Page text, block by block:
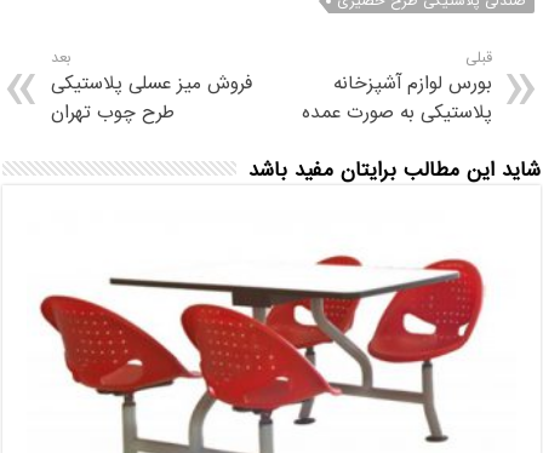
قبلی
بورس لوازم آشپزخانه
پلاستیکی به صورت عمده
بعد
فروش میز عسلی پلاستیکی
طرح چوب تهران
شاید این مطالب برایتان مفید باشد